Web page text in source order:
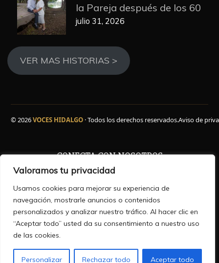
Valoramos tu privacidad
Usamos cookies para mejorar su experiencia de
navegación, mostrarle anuncios o contenidos
personalizados y analizar nuestro tráfico. Al hacer clic en
“Aceptar todo” usted da su consentimiento a nuestro uso
de las cookies.
Personalizar Rechazar todo Aceptar todo
la Pareja después de los 60
julio 31, 2026
VER MAS HISTORIAS >
© 2026VOCES HIDALGO · Todos los derechos reservados.Aviso de
CONECTA CON NOSOTROS
Facebook
WhatsApp
Instagram
YouTube
TikTok
X
HISTORIAS QUE INFORMAN ,VOCES QUE INSPIRAN